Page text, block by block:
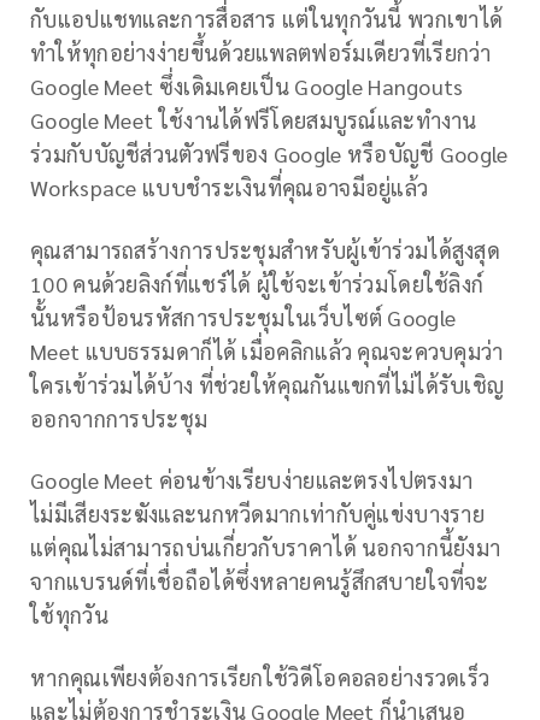
กับแอปแชทและการสื่อสาร แต่ในทุกวันนี้ พวกเขาได้
ทำให้ทุกอย่างง่ายขึ้นด้วยแพลตฟอร์มเดียวที่เรียกว่า
Google Meet ซึ่งเดิมเคยเป็น Google Hangouts
Google Meet ใช้งานได้ฟรีโดยสมบูรณ์และทำงาน
ร่วมกับบัญชีส่วนตัวฟรีของ Google หรือบัญชี Google
Workspace แบบชำระเงินที่คุณอาจมีอยู่แล้ว
คุณสามารถสร้างการประชุมสำหรับผู้เข้าร่วมได้สูงสุด
100 คนด้วยลิงก์ที่แชร์ได้ ผู้ใช้จะเข้าร่วมโดยใช้ลิงก์
นั้นหรือป้อนรหัสการประชุมในเว็บไซต์ Google
Meet แบบธรรมดาก็ได้ เมื่อคลิกแล้ว คุณจะควบคุมว่า
ใครเข้าร่วมได้บ้าง ที่ช่วยให้คุณกันแขกที่ไม่ได้รับเชิญ
ออกจากการประชุม
Google Meet ค่อนข้างเรียบง่ายและตรงไปตรงมา
ไม่มีเสียงระฆังและนกหวีดมากเท่ากับคู่แข่งบางราย
แต่คุณไม่สามารถบ่นเกี่ยวกับราคาได้ นอกจากนี้ยังมา
จากแบรนด์ที่เชื่อถือได้ซึ่งหลายคนรู้สึกสบายใจที่จะ
ใช้ทุกวัน
หากคุณเพียงต้องการเรียกใช้วิดีโอคอลอย่างรวดเร็ว
และไม่ต้องการชำระเงิน Google Meet ก็นำเสนอ